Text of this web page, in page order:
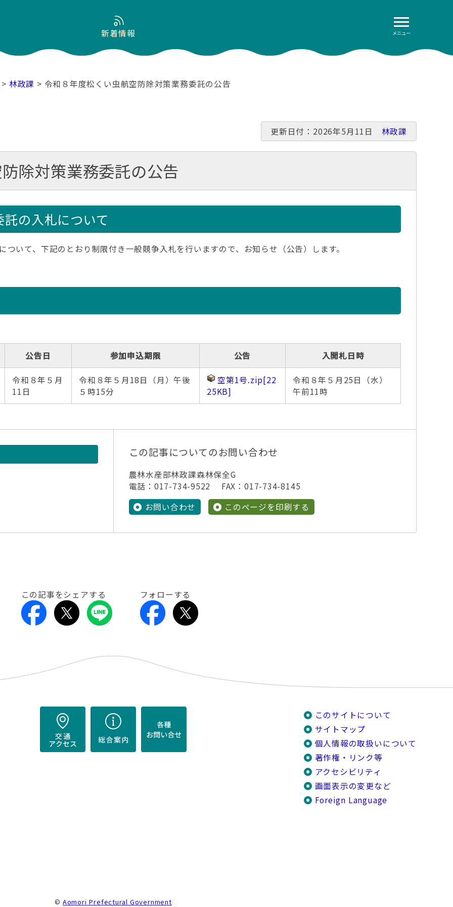
メニュー
新着情報
> 林政課 > 令和８年度松くい虫航空防除対策業務委託の公告
更新日付：2026年5月11日 林政課
除対策業務委託の公告
の入札について
いて、下記のとおり制限付き一般競争入札を行いますので、お知らせ（公告）します。
公告日 参加申込期限 公告 入開札日時
令和８年５月
11日
令和８年５月18日（月）午後
５時15分
空第1号.zip[22
25KB]
令和８年５月25日（水）
午前11時
この記事についてのお問い合わせ
農林水産部林政課森林保全G
電話：017-734-9522 FAX：017-734-8145
お問い合わせ
このページを印刷する
この記事をシェアする フォローする
このサイトについて
サイトマップ
個人情報の取扱いについて
著作権・リンク等
アクセシビリティ
画面表示の変更など
Foreign Language
© Aomori Prefectural Government